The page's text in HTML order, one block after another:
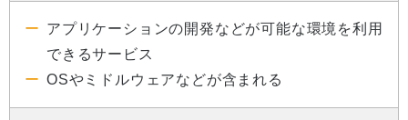
アプリケーションの開発などが可能な環境を利用
できるサービス
OSやミドルウェアなどが含まれる